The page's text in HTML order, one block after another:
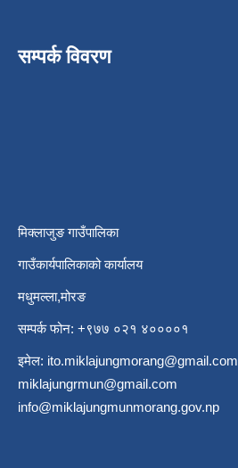
सम्पर्क विवरण
मिक्लाजुङ गाउँपालिका
गाउँकार्यपालिकाको कार्यालय
मधुमल्ला,मोरङ
सम्पर्क फोन: +९७७ ०२१ ४००००१
इमेल: ito.miklajungmorang@gmail.com
miklajungrmun@gmail.com
info@miklajungmunmorang.gov.np